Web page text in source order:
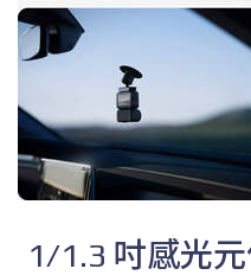
1/1.3 吋感光